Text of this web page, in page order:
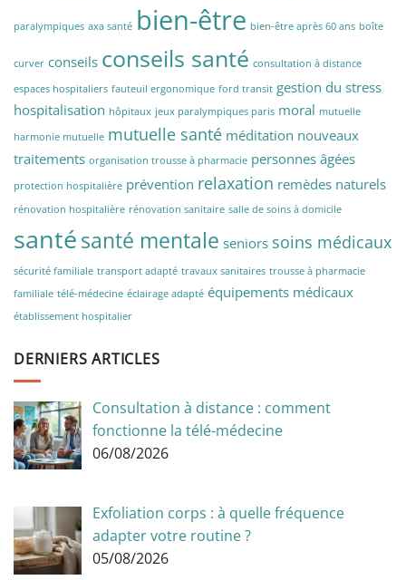
paralympiques axa santé bien-être bien-être après 60 ans boîte
curver conseils conseils santé consultation à distance
espaces hospitaliers fauteuil ergonomique ford transit gestion du stress
hospitalisation hôpitaux jeux paralympiques paris moral mutuelle
harmonie mutuelle mutuelle santé méditation nouveaux
traitements organisation trousse à pharmacie personnes âgées
protection hospitalière prévention relaxation remèdes naturels
rénovation hospitalière rénovation sanitaire salle de soins à domicile
santésanté mentale seniors soins médicaux
sécurité familiale transport adapté travaux sanitaires trousse à pharmacie
familiale télé-médecine éclairage adapté équipements médicaux
établissement hospitalier
DERNIERS ARTICLES
Consultation à distance : comment
fonctionne la télé-médecine
06/08/2026
Exfoliation corps : à quelle fréquence
adapter votre routine ?
05/08/2026